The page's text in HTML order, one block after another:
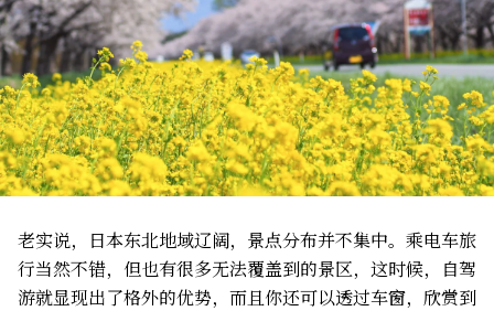
老实说，日本东北地域辽阔，景点分布并不集中。乘电车旅
行当然不错，但也有很多无法覆盖到的景区，这时候，自驾
游就显现出了格外的优势，而且你还可以透过车窗，欣赏到